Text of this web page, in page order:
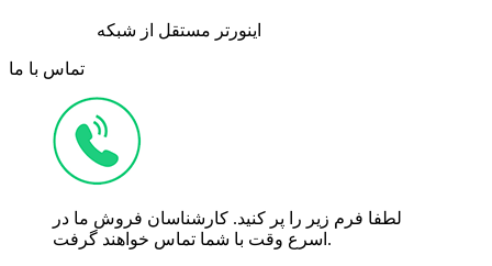
اینورتر مستقل از شبکه
تماس با ما
لطفا فرم زیر را پر کنید. کارشناسان فروش ما در
اسرع وقت با شما تماس خواهند گرفت.